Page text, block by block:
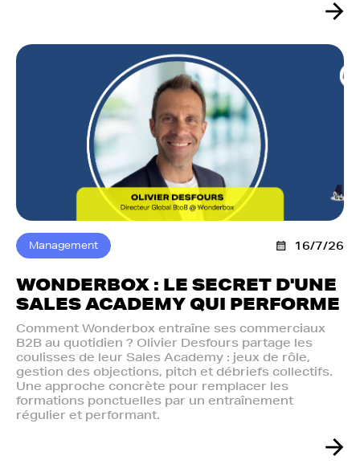
Management 16/7/26
WONDERBOX : LE SECRET D'UNE
SALES ACADEMY QUI PERFORME
Comment Wonderbox entraîne ses commerciaux
B2B au quotidien ? Olivier Desfours partage les
coulisses de leur Sales Academy : jeux de rôle,
gestion des objections, pitch et débriefs collectifs.
Une approche concrète pour remplacer les
formations ponctuelles par un entraînement
régulier et performant.